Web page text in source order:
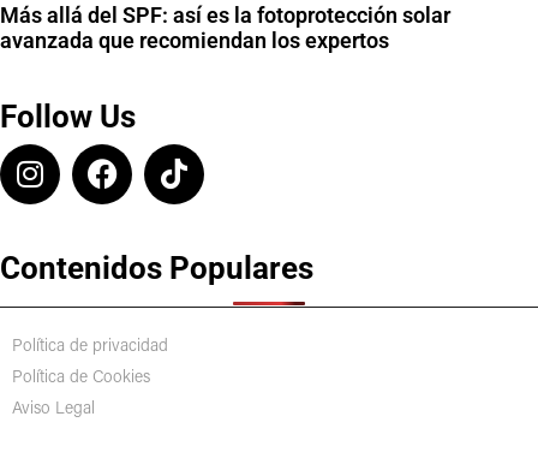
Más allá del SPF: así es la fotoprotección solar
avanzada que recomiendan los expertos
Follow Us
Contenidos Populares
Política de privacidad
Política de Cookies
Aviso Legal